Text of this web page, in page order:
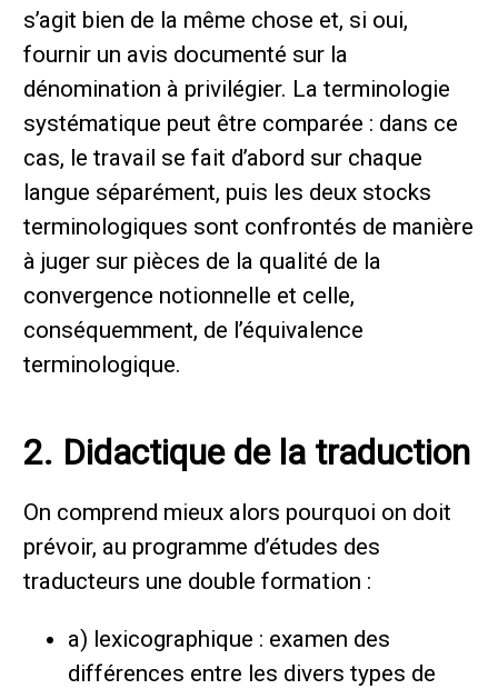
s’agit bien de la même chose et, si oui,
fournir un avis documenté sur la
dénomination à privilégier. La terminologie
systématique peut être comparée : dans ce
cas, le travail se fait d’abord sur chaque
langue séparément, puis les deux stocks
terminologiques sont confrontés de manière
à juger sur pièces de la qualité de la
convergence notionnelle et celle,
conséquemment, de l’équivalence
terminologique.
2. Didactique de la traduction
On comprend mieux alors pourquoi on doit
prévoir, au programme d’études des
traducteurs une double formation :
a) lexicographique : examen des
différences entre les divers types de